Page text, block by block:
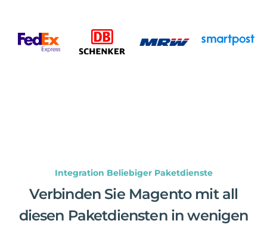
Integration Beliebiger Paketdienste
Verbinden Sie Magento mit all
diesen Paketdiensten in wenigen